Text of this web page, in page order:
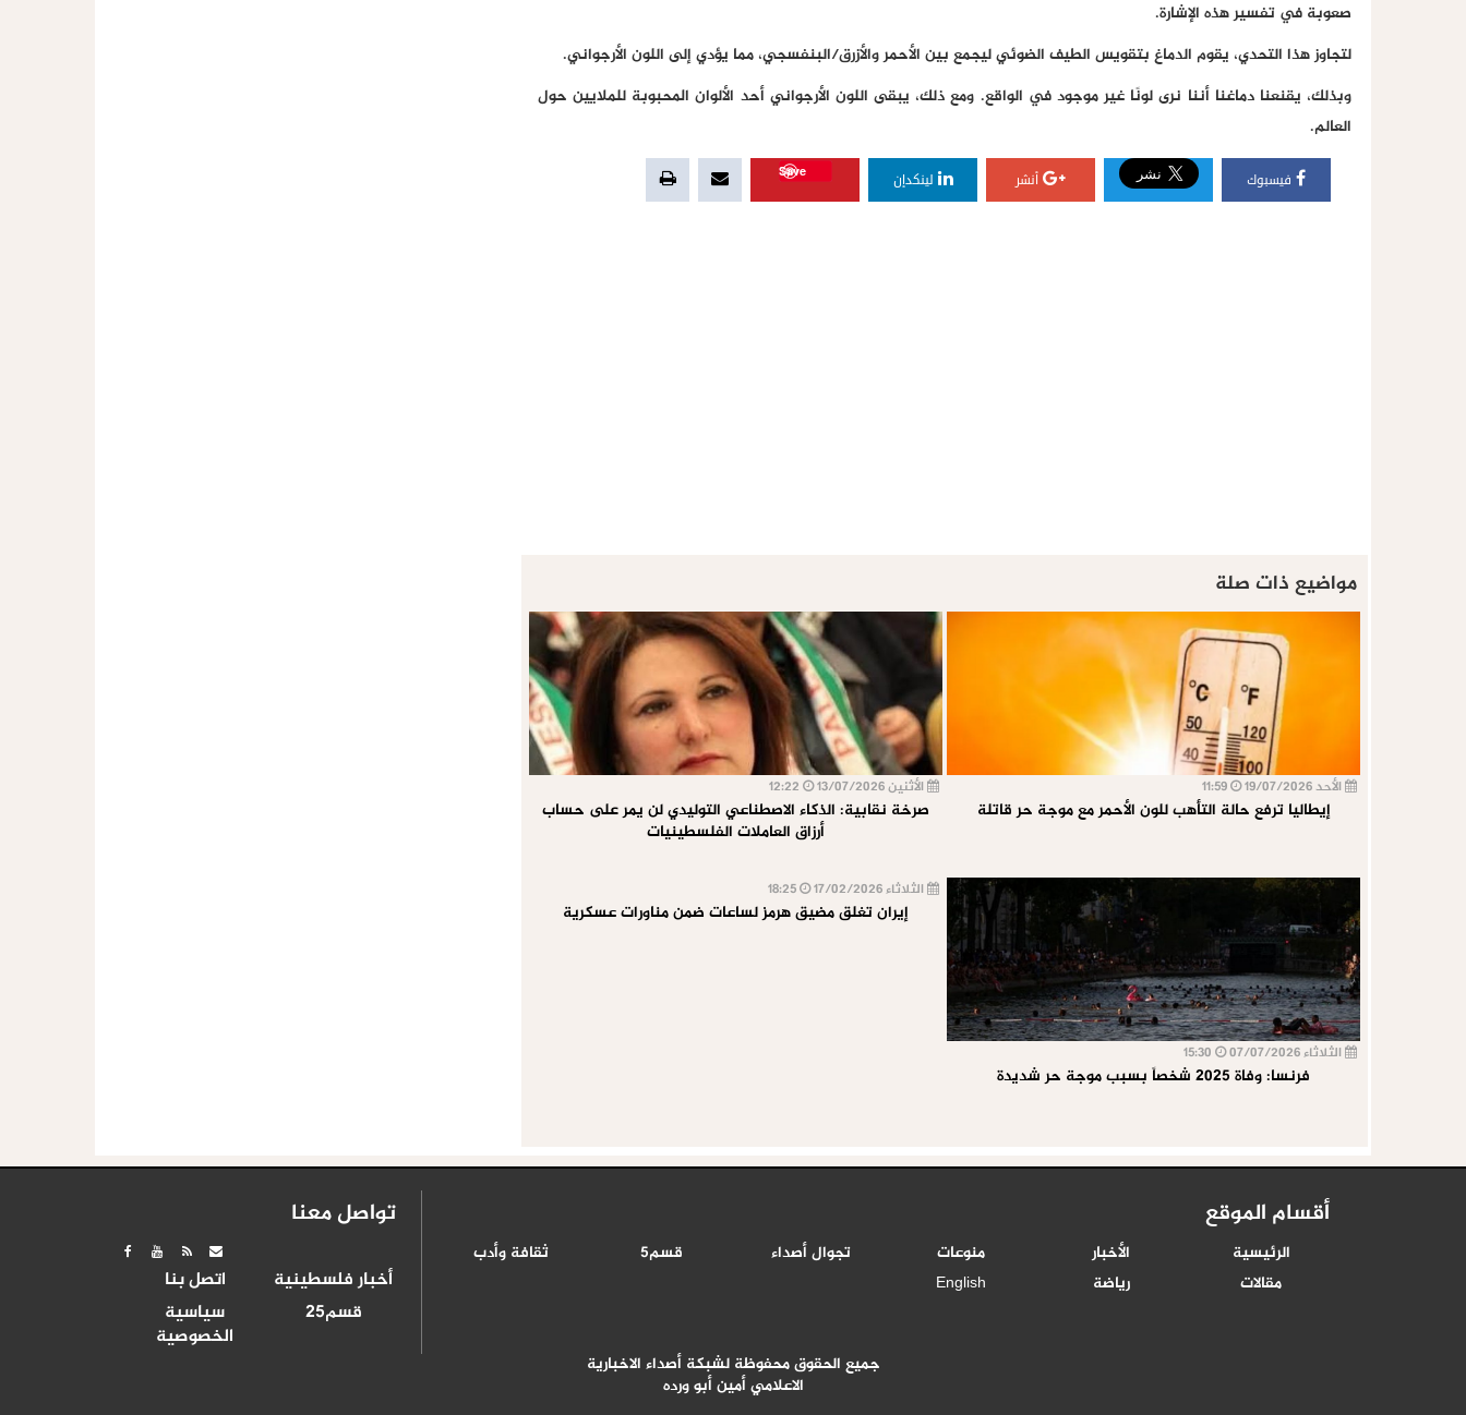
صعوبة في تفسير هذه الإشارة.
لتجاوز هذا التحدي، يقوم الدماغ بتقويس الطيف الضوئي ليجمع بين الأحمر والأزرق/البنفسجي، مما يؤدي إلى اللون الأرجواني.
وبذلك، يقنعنا دماغنا أننا نرى لونًا غير موجود في الواقع. ومع ذلك، يبقى اللون الأرجواني أحد الألوان المحبوبة للملايين حول
العالم.
فيسبوك أنشر لينكدإن
Save
مواضيع ذات صلة
الأحد 19/07/2026
إيطاليا ترفع حالة التأهب للون الأحمر مع موجة حر قاتلة
الأثنين 13/07/2026
صرخة نقابية: الذكاء الاصطناعي التوليدي لن يمر على حساب
أرزاق العاملات الفلسطينيات
الثلاثاء 07/07/2026
فرنسا: وفاة 2025 شخصاً بسبب موجة حر شديدة
الثلاثاء 17/02/2026
إيران تغلق مضيق هرمز لساعات ضمن مناورات عسكرية
أقسام الموقع
الرئيسية الأخبار منوعات تجوال أصداء قسم5
ثقافة وأدب
مقالات
رياضة English
تواصل معنا
أخبار فلسطينية
اتصل بنا
قسم25
سياسية
الخصوصية
جميع الحقوق محفوظة لشبكة أصداء الاخبارية
الاعلامي أمين أبو ورده